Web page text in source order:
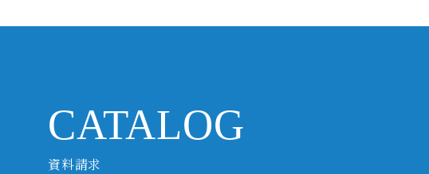
CATALOG
資料請求